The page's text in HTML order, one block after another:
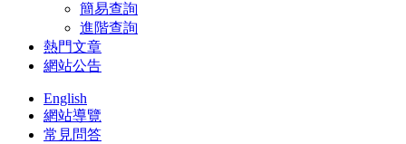
簡易查詢
進階查詢
熱門文章
網站公告
English
網站導覽
常見問答